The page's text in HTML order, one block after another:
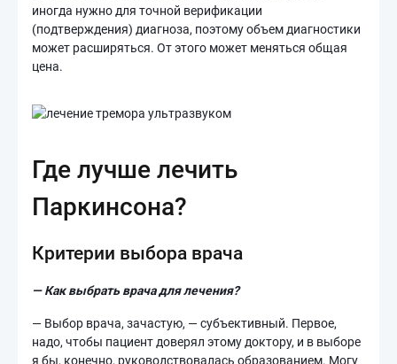
иногда нужно для точной верификации
(подтверждения) диагноза, поэтому объем диагностики
может расширяться. От этого может меняться общая
цена.
Где лучше лечить
Паркинсона?
Критерии выбора врача
— Как выбрать врача для лечения?
— Выбор врача, зачастую, — субъективный. Первое,
надо, чтобы пациент доверял этому доктору, и в выборе
я бы, конечно, руководствовалась образованием. Могу